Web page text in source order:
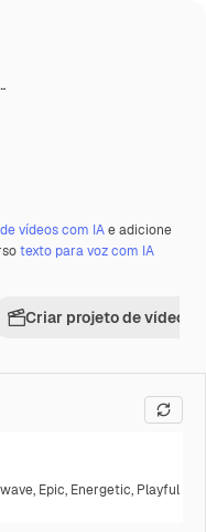
vídeos com IAe adicione
texto para voz com IA
Criar projeto de vídeo
, Epic, Energetic, Playful